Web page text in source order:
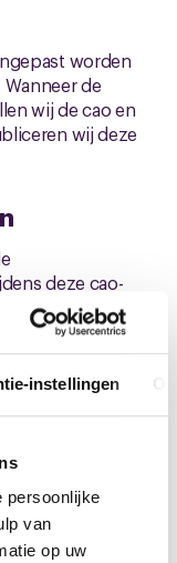
instellingen
persoonlijke
van
op uw
worden
de
wij de cao en
wij deze
deze cao-
een hartelijk
Alleen samen
Heb jij
Wanneer jij
nieuwsbrief
met mij op.